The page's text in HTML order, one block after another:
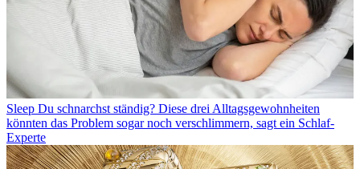
Sleep Du schnarchst ständig? Diese drei Alltagsgewohnheiten
könnten das Problem sogar noch verschlimmern, sagt ein Schlaf-
Experte